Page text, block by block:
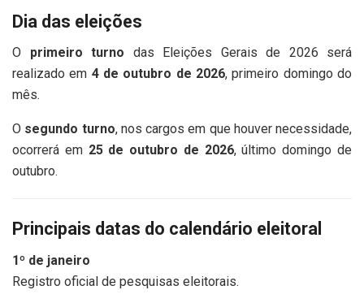
Dia das eleições
O primeiro turno das Eleições Gerais de 2026 será
realizado em 4 de outubro de 2026, primeiro domingo do
mês.
O segundo turno, nos cargos em que houver necessidade,
ocorrerá em 25 de outubro de 2026, último domingo de
outubro.
Principais datas do calendário eleitoral
1º de janeiro
Registro oficial de pesquisas eleitorais.